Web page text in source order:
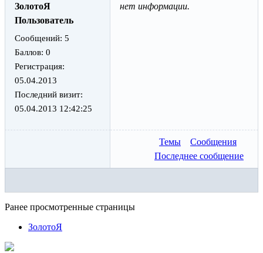
ЗолотоЯ
Пользователь
Сообщений: 5
Баллов: 0
Регистрация:
05.04.2013
Последний визит:
05.04.2013 12:42:25
нет информации.
Темы
Сообщения
Последнее сообщение
Ранее просмотренные страницы
ЗолотоЯ